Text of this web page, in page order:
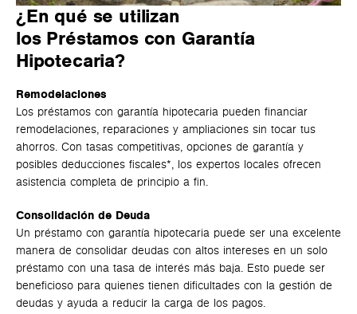
¿En qué se utilizan
los Préstamos con Garantía
Hipotecaria?
Remodelaciones
Los préstamos con garantía hipotecaria pueden financiar
remodelaciones, reparaciones y ampliaciones sin tocar tus
ahorros. Con tasas competitivas, opciones de garantía y
posibles deducciones fiscales*, los expertos locales ofrecen
asistencia completa de principio a fin.
Consolidación de Deuda
Un préstamo con garantía hipotecaria puede ser una excelente
manera de consolidar deudas con altos intereses en un solo
préstamo con una tasa de interés más baja. Esto puede ser
beneficioso para quienes tienen dificultades con la gestión de
deudas y ayuda a reducir la carga de los pagos.